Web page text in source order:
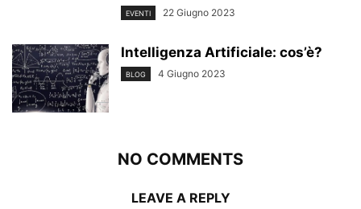
EVENTI 22 Giugno 2023
Intelligenza Artificiale: cos’è?
BLOG 4 Giugno 2023
NO COMMENTS
LEAVE A REPLY